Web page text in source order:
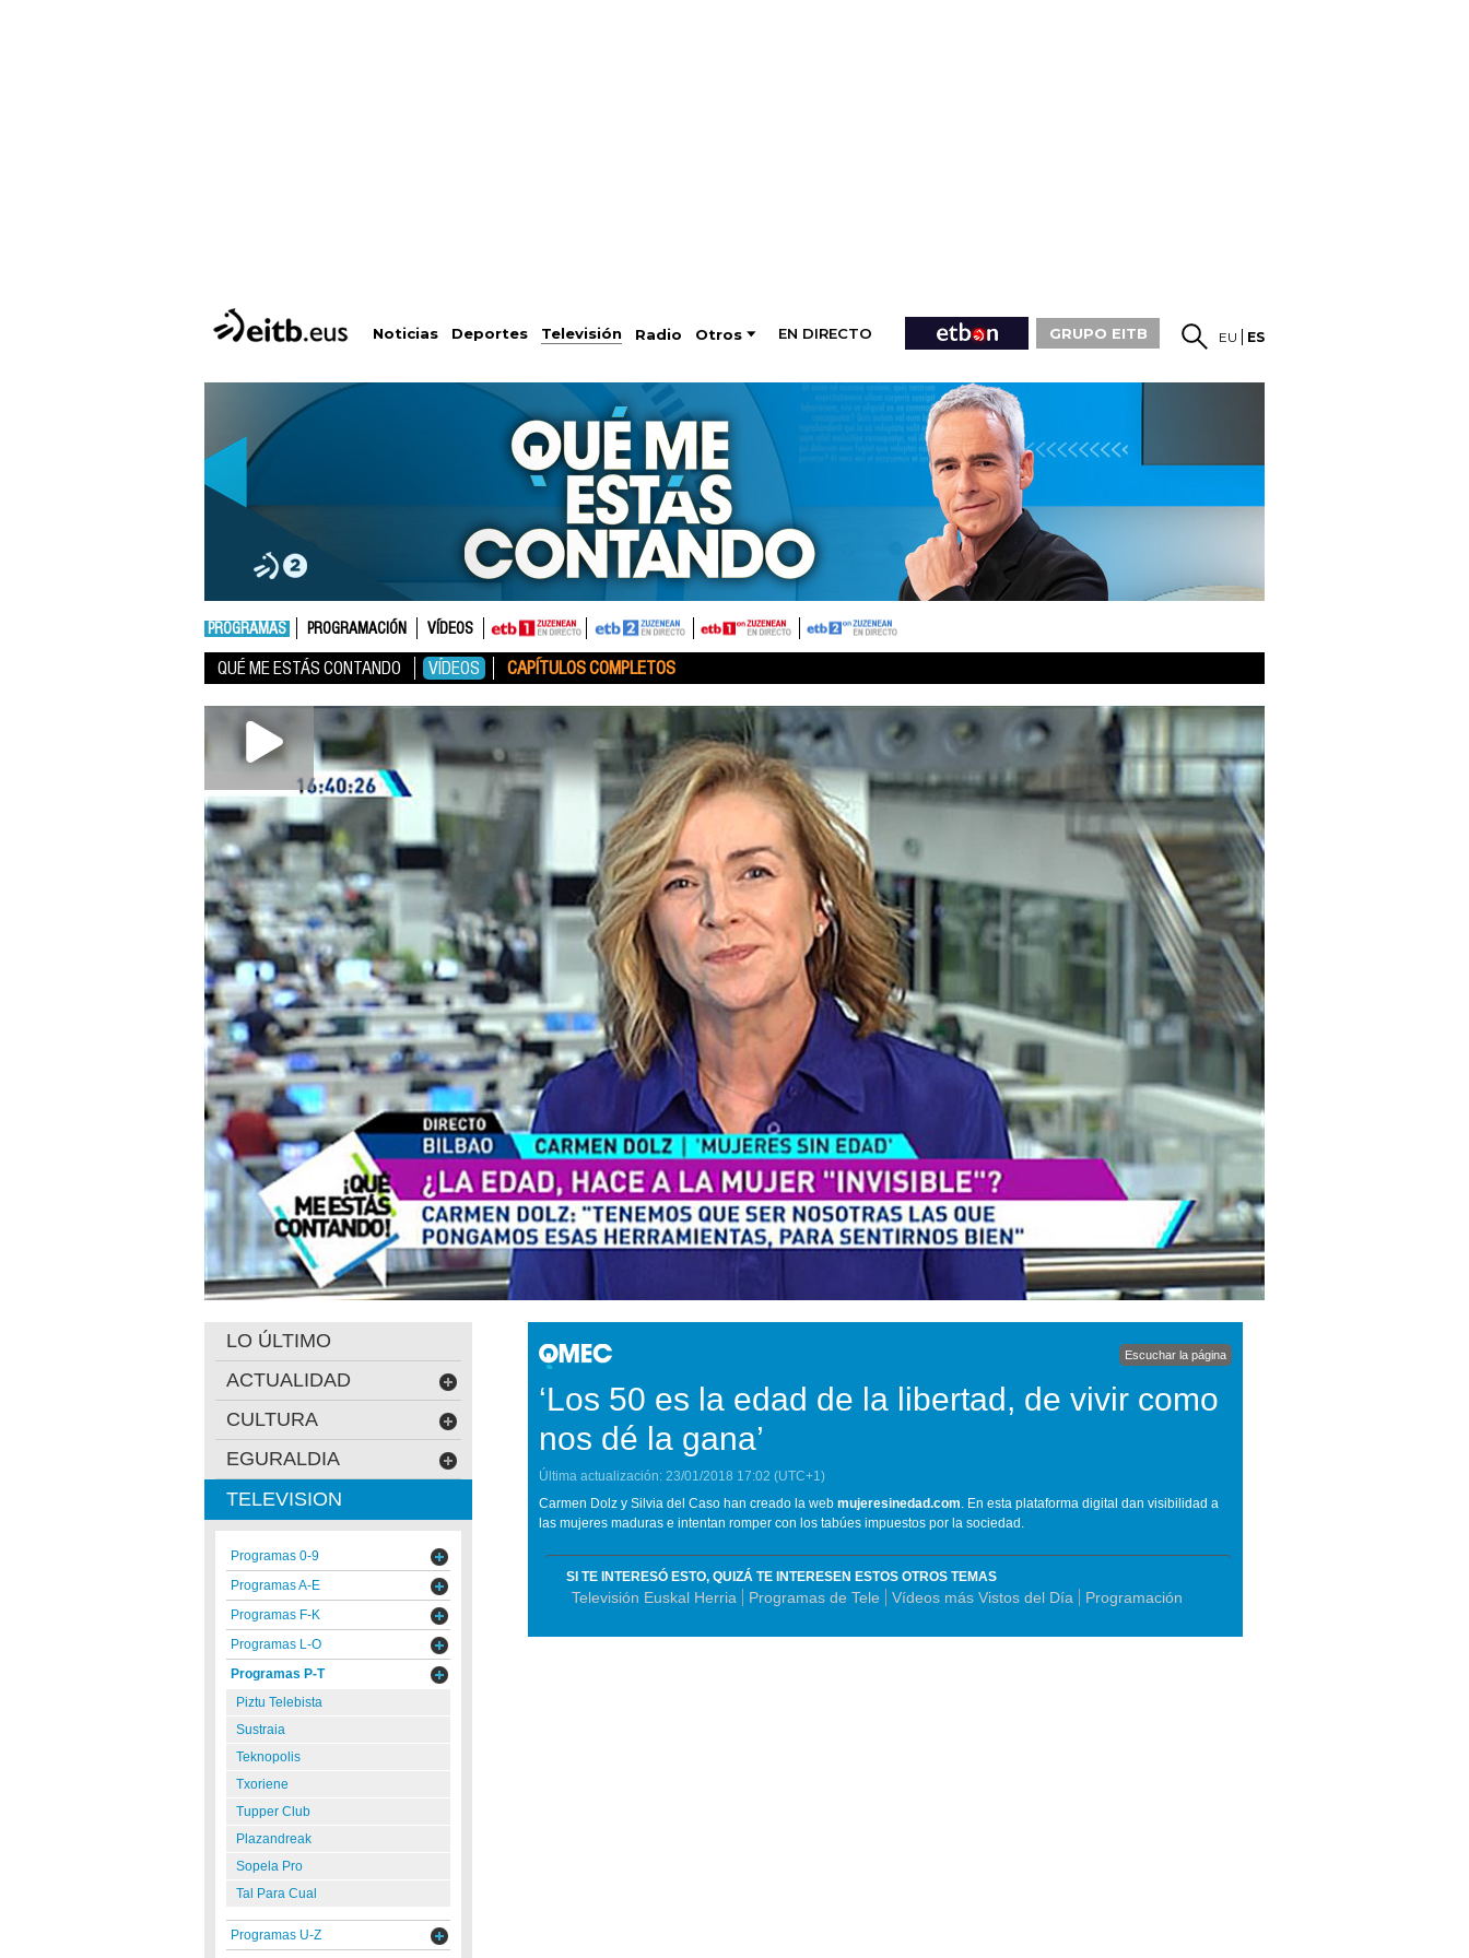
Noticias Deportes Televisión Radio Otros EN DIRECTO GRUPO EITB EU ES
PROGRAMAS PROGRAMACIÓN VÍDEOS
QUÉ ME ESTÁS CONTANDO VÍDEOS CAPÍTULOS COMPLETOS
Escuchar la página
‘Los 50 es la edad de la libertad, de vivir como
nos dé la gana’
Última actualización: 23/01/2018 17:02 (UTC+1)
Carmen Dolz y Silvia del Caso han creado la web mujeresinedad.com. En esta plataforma digital dan visibilidad a
las mujeres maduras e intentan romper con los tabúes impuestos por la sociedad.
SI TE INTERESÓ ESTO, QUIZÁ TE INTERESEN ESTOS OTROS TEMAS
Televisión Euskal Herria Programas de Tele Vídeos más Vistos del Día Programación
LO ÚLTIMO
ACTUALIDAD
CULTURA
EGURALDIA
TELEVISION
Programas 0-9
Programas A-E
Programas F-K
Programas L-O
Programas P-T
Piztu Telebista
Sustraia
Teknopolis
Txoriene
Tupper Club
Plazandreak
Sopela Pro
Tal Para Cual
Programas U-Z